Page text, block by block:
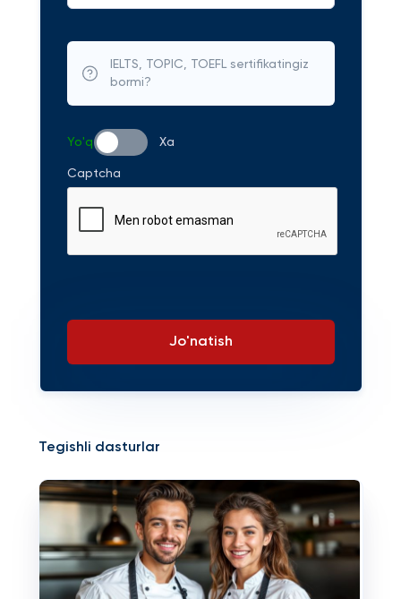
IELTS, TOPIC, TOEFL sertifikatingiz
bormi?
Yo'q Xa
Captcha
Jo'natish
Tegishli dasturlar